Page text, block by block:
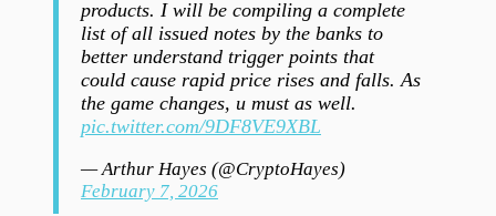
products. I will be compiling a complete
list of all issued notes by the banks to
better understand trigger points that
could cause rapid price rises and falls. As
the game changes, u must as well.
pic.twitter.com/9DF8VE9XBL
— Arthur Hayes (@CryptoHayes)
February 7, 2026